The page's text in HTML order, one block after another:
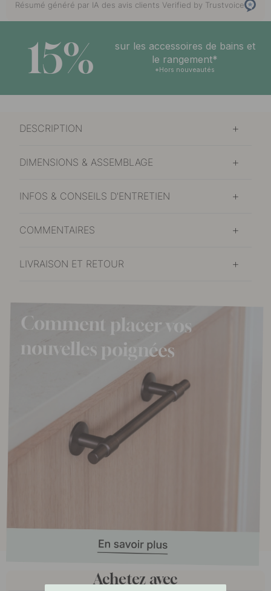
Résumé généré par IA des avis clients Verified by Trustvoice
15%
sur les accessoires de bains et
le rangement*
*Hors nouveautés
DESCRIPTION
DIMENSIONS & ASSEMBLAGE
INFOS & CONSEILS D'ENTRETIEN
COMMENTAIRES
LIVRAISON ET RETOUR
Achetez avec